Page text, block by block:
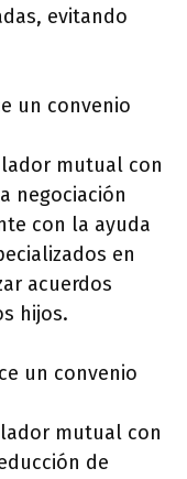
evitando
un convenio
mutual con
negociación
con la ayuda
en
acuerdos
hijos.
un convenio
mutual con
de